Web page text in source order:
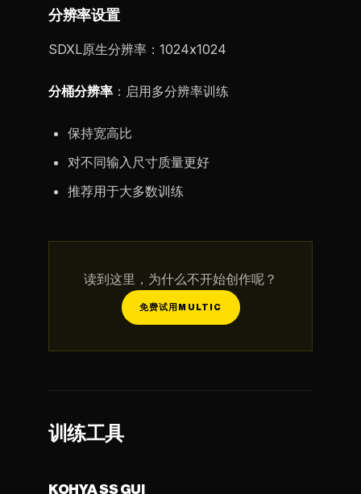
分辨率设置
SDXL原生分辨率：1024x1024
分桶分辨率 ：启用多分辨率训练
保持宽高比
对不同输入尺寸质量更好
推荐用于大多数训练
读到这里，为什么不开始创作呢？
免费试用MULTIC
训练工具
KOHYA SS GUI